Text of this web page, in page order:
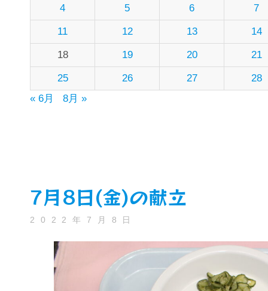
4 5 6 7
11 12 13 14
18 19 20 21
25 26 27
28
« 6月
8月 »
7月8日(金)の献立
2022年7月8日